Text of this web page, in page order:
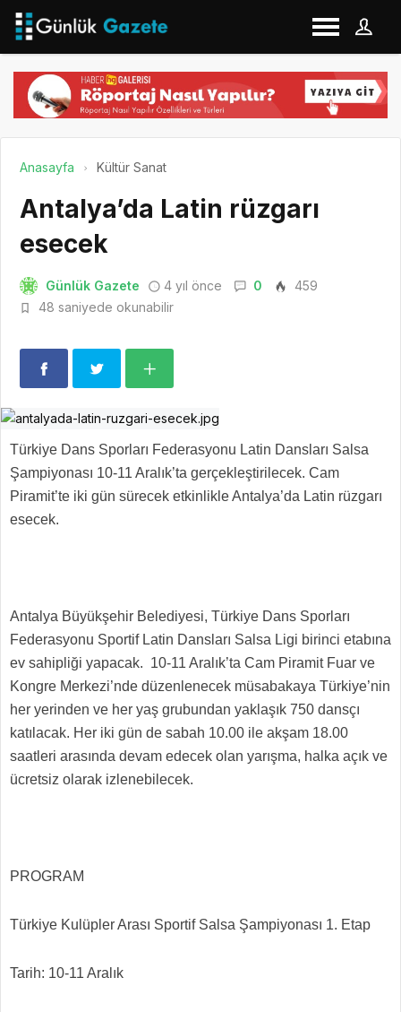
Anasayfa Kültür Sanat
Antalya’da Latin rüzgarı
esecek
Günlük Gazete 4 yıl önce 0
459
48 saniyede okunabilir
Türkiye Dans Sporları Federasyonu Latin Dansları Salsa
Şampiyonası 10-11 Aralık’ta gerçekleştirilecek. Cam
Piramit’te iki gün sürecek etkinlikle Antalya’da Latin rüzgarı
esecek.
Antalya Büyükşehir Belediyesi, Türkiye Dans Sporları
Federasyonu Sportif Latin Dansları Salsa Ligi birinci etabına
ev sahipliği yapacak. 10-11 Aralık’ta Cam Piramit Fuar ve
Kongre Merkezi’nde düzenlenecek müsabakaya Türkiye’nin
her yerinden ve her yaş grubundan yaklaşık 750 dansçı
katılacak. Her iki gün de sabah 10.00 ile akşam 18.00
saatleri arasında devam edecek olan yarışma, halka açık ve
ücretsiz olarak izlenebilecek.
PROGRAM
Türkiye Kulüpler Arası Sportif Salsa Şampiyonası 1. Etap
Tarih: 10-11 Aralık